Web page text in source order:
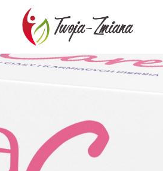
TWOJA-
ZMIANA.PL